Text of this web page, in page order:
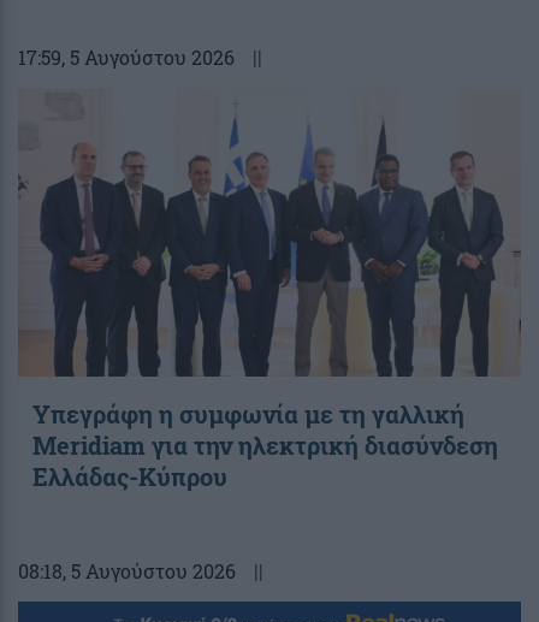
17:59, 5 Αυγούστου 2026 ||
Υπεγράφη η συμφωνία με τη γαλλική
Meridiam για την ηλεκτρική διασύνδεση
Ελλάδας-Κύπρου
08:18, 5 Αυγούστου 2026 ||